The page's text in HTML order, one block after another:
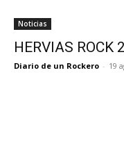
Noticias
HERVIAS ROCK
Diario de un Rockero - 19